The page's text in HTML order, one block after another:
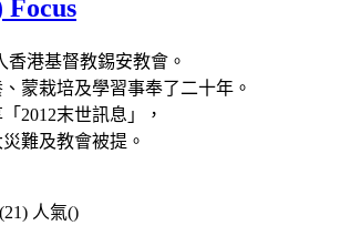
Focus
香港基督教錫安教會。
蒙栽培及學習事奉了二十年。
2012末世訊息」，
難及教會被提。
(21) 人氣()